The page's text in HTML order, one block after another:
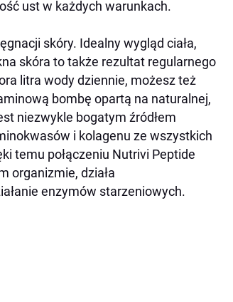
ust w każdych warunkach.
skóry. Idealny wygląd ciała,
skóra to także rezultat regularnego
litra wody dziennie, możesz też
bombę opartą na naturalnej,
niezwykle bogatym źródłem
i kolagenu ze wszystkich
temu połączeniu Nutrivi Peptide
organizmie, działa
enzymów starzeniowych.